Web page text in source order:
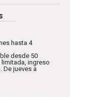
hasta 4
desde 50
ingreso
De jueves a